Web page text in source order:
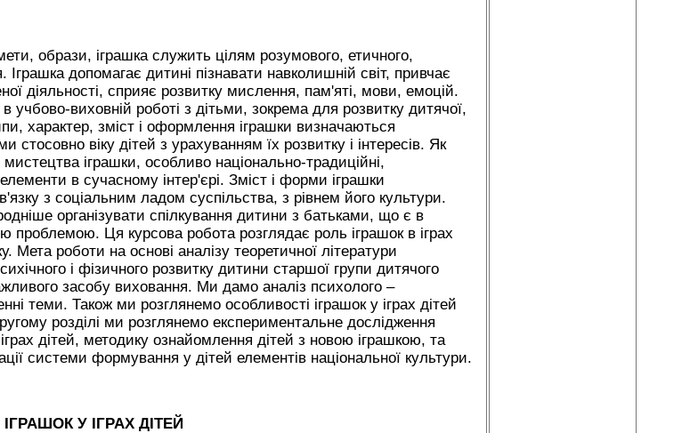
образи, іграшка служить цілям розумового, етичного,
Іграшка допомагає дитині пізнавати навколишній світ, привчає
діяльності, сприяє розвитку мислення, пам'яті, мови, емоцій.
учбово-виховній роботі з дітьми, зокрема для розвитку дитячої,
характер, зміст і оформлення іграшки визначаються
віку дітей з урахуванням їх розвитку і інтересів. Як
іграшки, особливо національно-традиційні,
в сучасному інтер'єрі. Зміст і форми іграшки
з соціальним ладом суспільства, з рівнем його культури.
організувати спілкування дитини з батьками, що є в
проблемою. Ця курсова робота розглядає роль іграшок в іграх
Мета роботи на основі аналізу теоретичної літератури
і фізичного розвитку дитини старшої групи дитячого
засобу виховання. Ми дамо аналіз психолого –
теми. Також ми розглянемо особливості іграшок у іграх дітей
розділі ми розглянемо експериментальне дослідження
дітей, методику ознайомлення дітей з новою іграшкою, та
системи формування у дітей елементів національної культури.
У ІГРАХ ДІТЕЙ